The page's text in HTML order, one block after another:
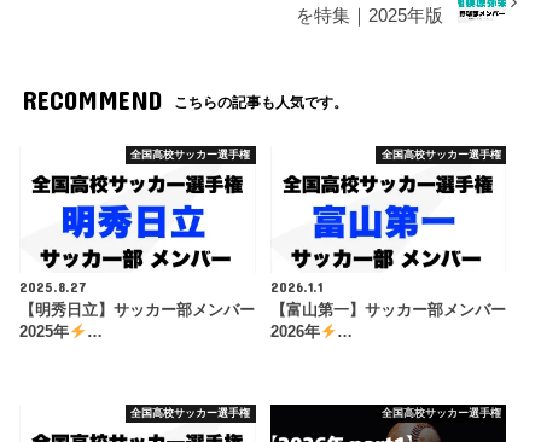
を特集｜2025年版
RECOMMEND こちらの記事も人気です。
全国高校サッカー選手権
2025.8.27
【明秀日立】サッカー部メンバー
2025年
…
全国高校サッカー選手権
2026.1.1
【富山第一】サッカー部メンバー
2026年
…
全国高校サッカー選手権 全国高校サッカー選手権